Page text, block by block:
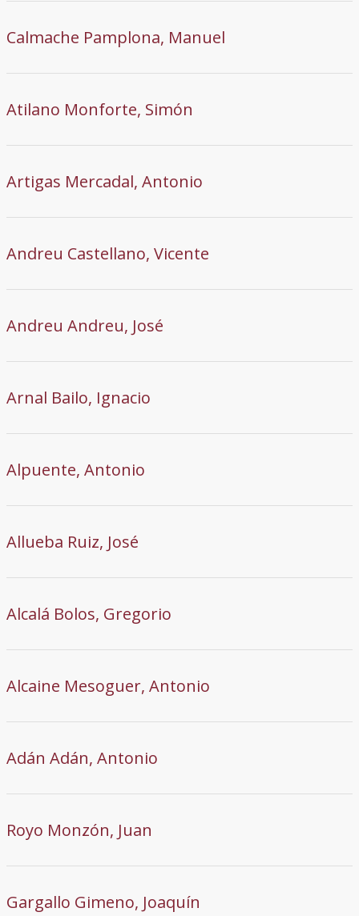
Calmache Pamplona, Manuel
Atilano Monforte, Simón
Artigas Mercadal, Antonio
Andreu Castellano, Vicente
Andreu Andreu, José
Arnal Bailo, Ignacio
Alpuente, Antonio
Allueba Ruiz, José
Alcalá Bolos, Gregorio
Alcaine Mesoguer, Antonio
Adán Adán, Antonio
Royo Monzón, Juan
Gargallo Gimeno, Joaquín